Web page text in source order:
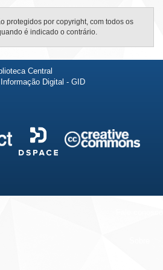
protegidos por copyright, com todos os
é indicado o contrário.
Central
Digital - GID